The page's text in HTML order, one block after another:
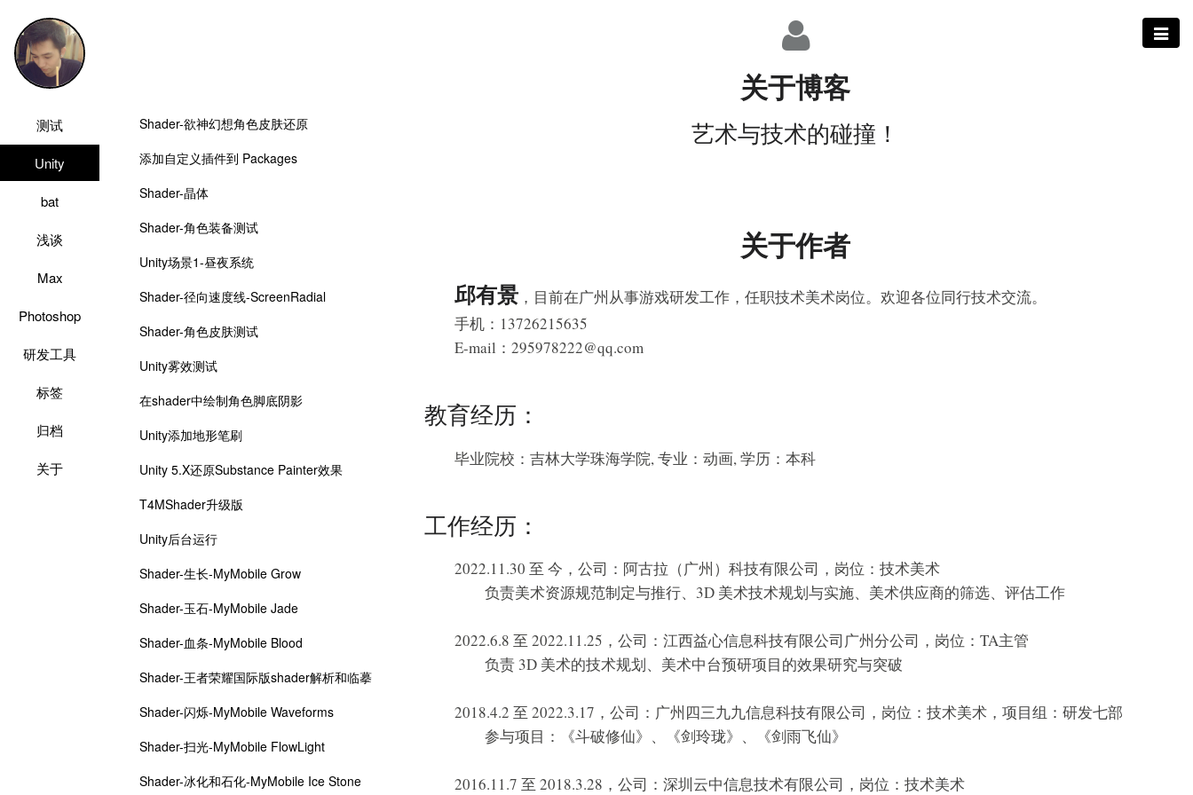
测试
Unity
bat
浅谈
Max
Photoshop
研发工具
标签
归档
关于
Shader-欲神幻想角色皮肤还原
添加自定义插件到 Packages
Shader-晶体
Shader-角色装备测试
Unity场景1-昼夜系统
Shader-径向速度线-ScreenRadial
Shader-角色皮肤测试
Unity雾效测试
在shader中绘制角色脚底阴影
Unity添加地形笔刷
Unity 5.X还原Substance Painter效果
T4MShader升级版
Unity后台运行
Shader-生长-MyMobile Grow
Shader-玉石-MyMobile Jade
Shader-血条-MyMobile Blood
Shader-王者荣耀国际版shader解析和临摹
Shader-闪烁-MyMobile Waveforms
Shader-扫光-MyMobile FlowLight
Shader-冰化和石化-MyMobile Ice Stone
关于博客
艺术与技术的碰撞！
关于作者
邱有景 ，目前在广州从事游戏研发工作，任职技术美术岗位。欢迎各位同行技术交流。
手机：13726215635
E-mail：295978222@qq.com
教育经历：
毕业院校：吉林大学珠海学院, 专业：动画, 学历：本科
工作经历：
2022.11.30 至 今，公司：阿古拉（广州）科技有限公司，岗位：技术美术
负责美术资源规范制定与推行、3D 美术技术规划与实施、美术供应商的筛选、评估工作
2022.6.8 至 2022.11.25，公司：江西益心信息科技有限公司广州分公司，岗位：TA主管
负责 3D 美术的技术规划、美术中台预研项目的效果研究与突破
2018.4.2 至 2022.3.17，公司：广州四三九九信息科技有限公司，岗位：技术美术，项目组：研发七部
参与项目：《斗破修仙》、《剑玲珑》、《剑雨飞仙》
2016.11.7 至 2018.3.28，公司：深圳云中信息技术有限公司，岗位：技术美术